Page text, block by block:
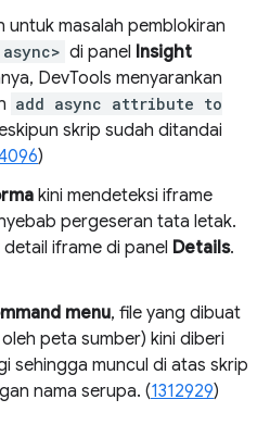
untuk masalah pemblokiran
di panel Insight
DevTools menyarankan
add async attribute to
skrip sudah ditandai
)
kini mendeteksi iframe
pergeseran tata letak.
iframe di panel Details.
menu, file yang dibuat
peta sumber) kini diberi
sehingga muncul di atas skrip
nama serupa. (1312929)